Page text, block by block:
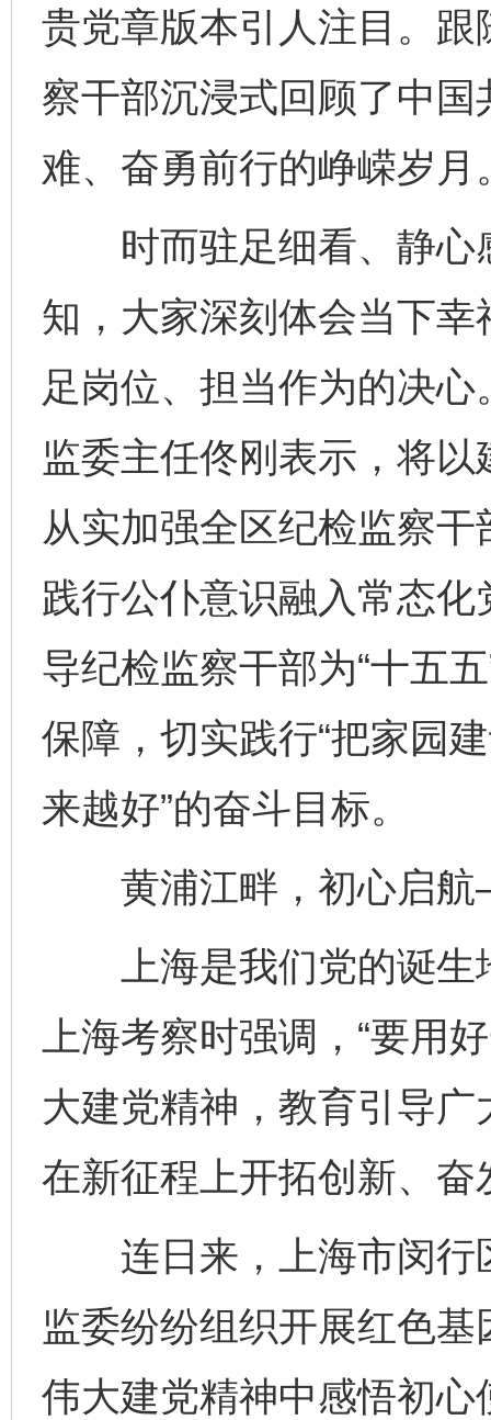
贵党章版本引人注目。
察干部沉浸式回顾了中
难、奋勇前行的峥嵘岁月
时而驻足细看、静心
知，大家深刻体会当下
足岗位、担当作为的决
监委主任佟刚表示，将
从实加强全区纪检监察
践行公仆意识融入常态
导纪检监察干部为“十五
保障，切实践行“把家园
来越好”的奋斗目标。
黄浦江畔，初心启
上海是我们党的诞生
上海考察时强调，“要用
大建党精神，教育引导广
在新征程上开拓创新、奋
连日来，上海市闵行
监委纷纷组织开展红色
伟大建党精神中感悟初